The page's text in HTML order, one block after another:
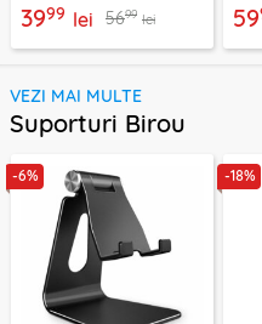
CHPD038
3999 lei 5699 lei 59
VEZI MAI MULTE
Suporturi Birou
-6% -18%